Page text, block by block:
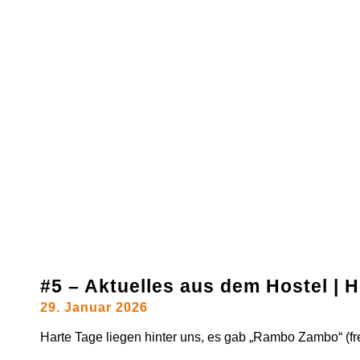
#5 – Aktuelles aus dem Hostel |
29. Januar 2026
Harte Tage liegen hinter uns, es gab „Rambo Zambo“